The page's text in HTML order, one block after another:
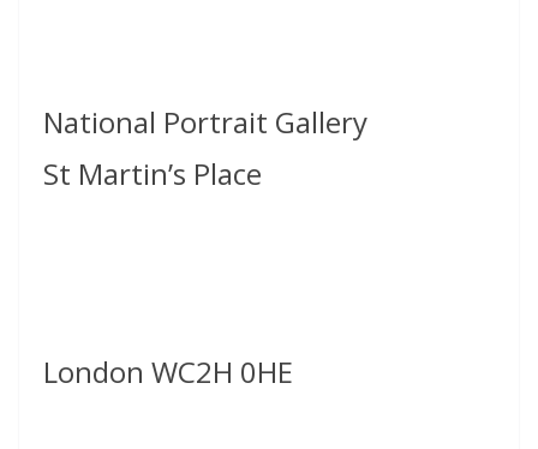
National Portrait Gallery
St Martin’s Place
London WC2H 0HE